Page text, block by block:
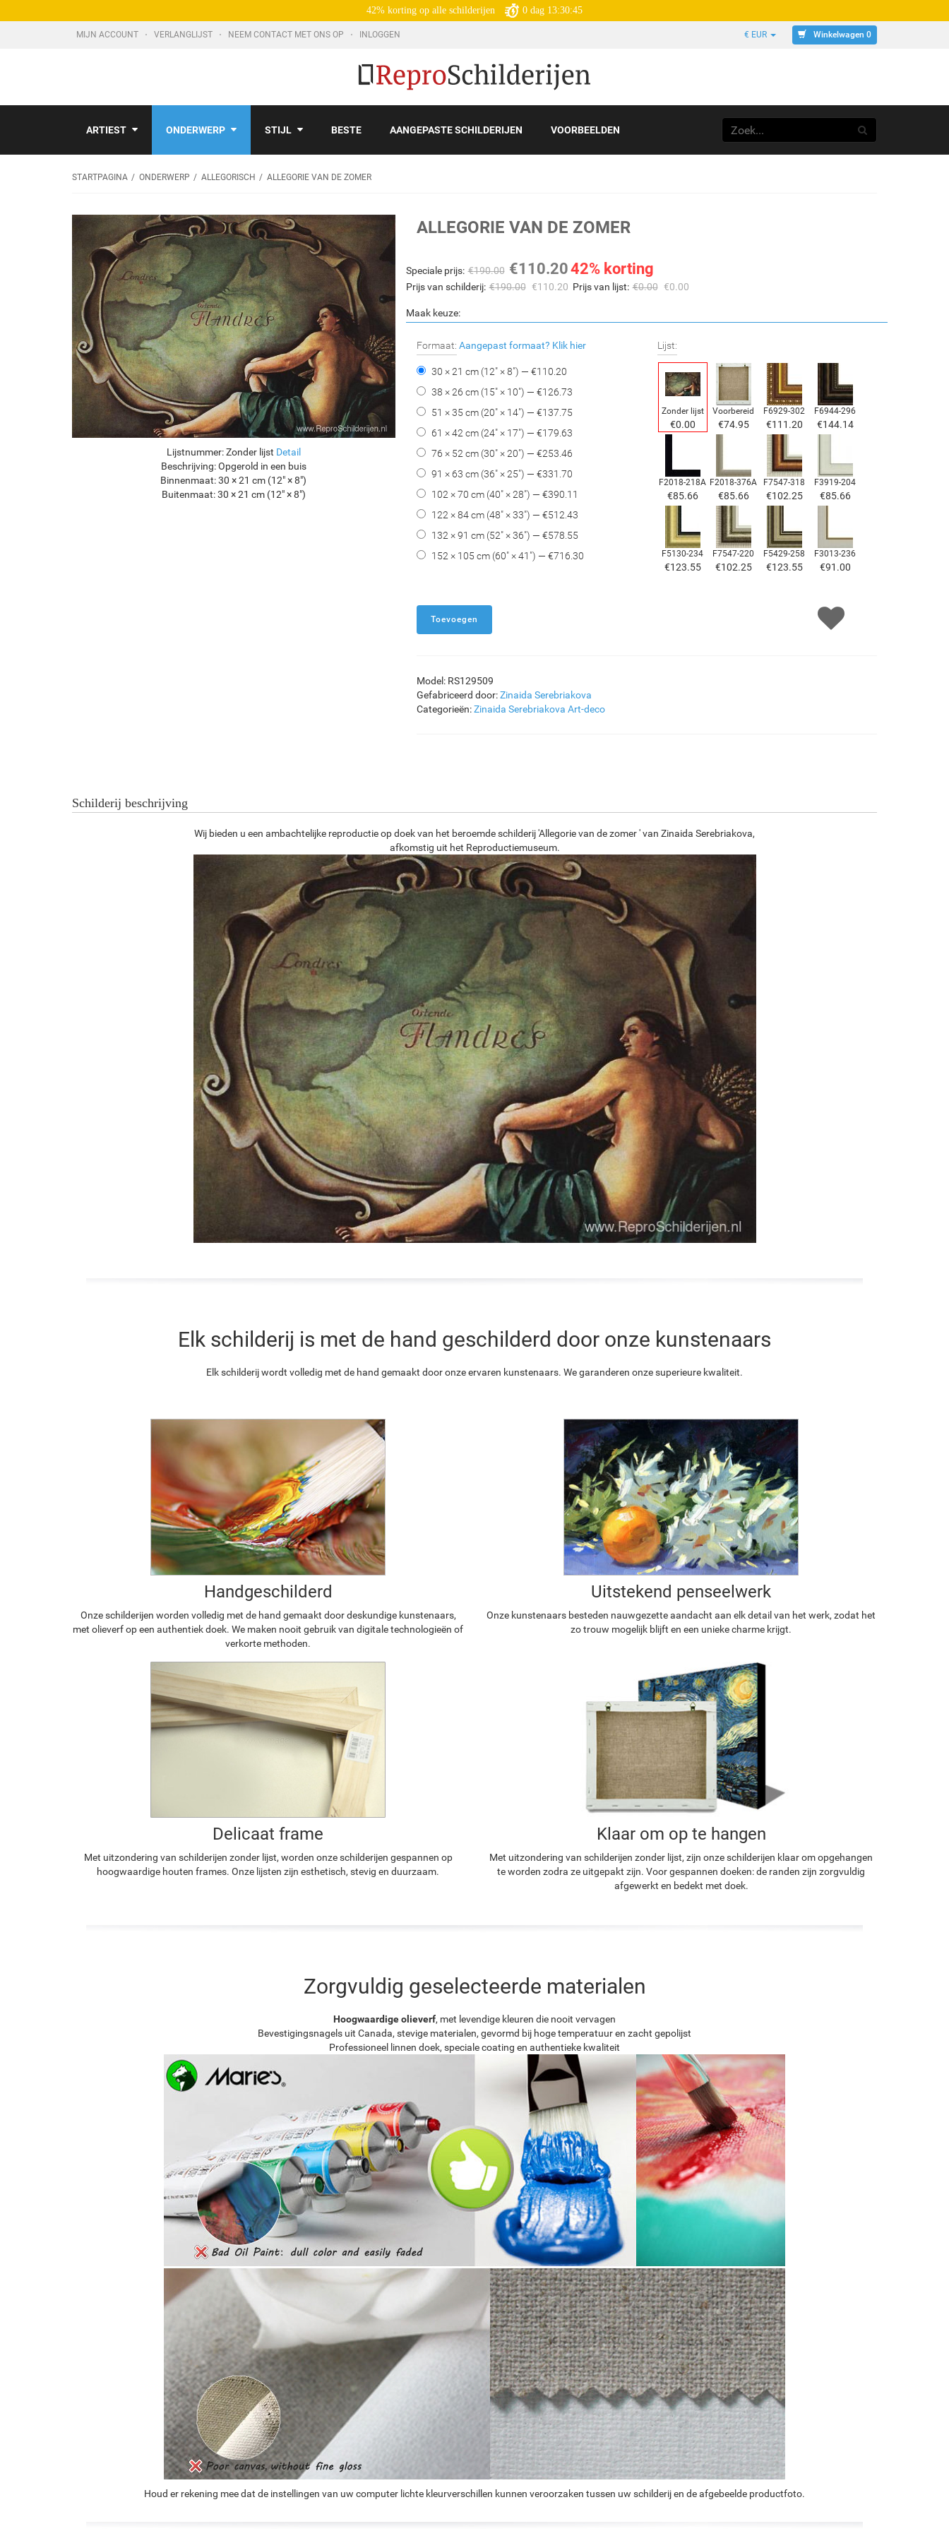
42% korting op alle schilderijen 0 dag 13:30:43
MIJN ACCOUNT VERLANGLIJST NEEM CONTACT MET ONS OP INLOGGEN € EUR Winkelwagen 0
ARTIEST ONDERWERP STIJL BESTE AANGEPASTE SCHILDERIJEN VOORBEELDEN
STARTPAGINA ONDERWERP ALLEGORISCH ALLEGORIE VAN DE ZOMER
Lijstnummer: Zonder lijst Detail
Beschrijving: Opgerold in een buis
Binnenmaat: 30 × 21 cm (12" × 8")
Buitenmaat: 30 × 21 cm (12" × 8")
ALLEGORIE VAN DE ZOMER
Speciale prijs: €190.00 €110.2042% korting
Prijs van schilderij: €190.00 €110.20 Prijs van lijst: €0.00 €0.00
Maak keuze:
Formaat: Aangepast formaat? Klik hier
30 × 21 cm (12" × 8") — €110.20
38 × 26 cm (15" × 10") — €126.73
51 × 35 cm (20" × 14") — €137.75
61 × 42 cm (24" × 17") — €179.63
76 × 52 cm (30" × 20") — €253.46
91 × 63 cm (36" × 25") — €331.70
102 × 70 cm (40" × 28") — €390.11
122 × 84 cm (48" × 33") — €512.43
132 × 91 cm (52" × 36") — €578.55
152 × 105 cm (60" × 41") — €716.30
Lijst:
Zonder lijst
€0.00
Voorbereid
€74.95
F6929-302
€111.20
F6944-296
€144.14
F2018-218A
€85.66
F2018-376A
€85.66
F7547-318
€102.25
F3919-204
€85.66
F5130-234
€123.55
F7547-220
€102.25
F5429-258
€123.55
F3013-236
€91.00
F7034-298
F2833-204
€102.14
Model: RS129509
Gefabriceerd door:Zinaida Serebriakova
Categorieën:Zinaida Serebriakova Art-deco
Schilderij beschrijving
Wij bieden u een ambachtelijke reproductie op doek van het beroemde schilderij 'Allegorie van de zomer ' van Zinaida Serebriakova,
afkomstig uit het Reproductiemuseum.
Elk schilderij is met de hand geschilderd door onze kunstenaars
Elk schilderij wordt volledig met de hand gemaakt door onze ervaren kunstenaars. We garanderen onze superieure kwaliteit.
Handgeschilderd
Onze schilderijen worden volledig met de hand gemaakt door deskundige kunstenaars,
met olieverf op een authentiek doek. We maken nooit gebruik van digitale technologieën of
verkorte methoden.
Uitstekend penseelwerk
Onze kunstenaars besteden nauwgezette aandacht aan elk detail van het werk, zodat het
zo trouw mogelijk blijft en een unieke charme krijgt.
Delicaat frame
Met uitzondering van schilderijen zonder lijst, worden onze schilderijen gespannen op
hoogwaardige houten frames. Onze lijsten zijn esthetisch, stevig en duurzaam.
Klaar om op te hangen
Met uitzondering van schilderijen zonder lijst, zijn onze schilderijen klaar om opgehangen
te worden zodra ze uitgepakt zijn. Voor gespannen doeken: de randen zijn zorgvuldig
afgewerkt en bedekt met doek.
Zorgvuldig geselecteerde materialen
Hoogwaardige olieverf, met levendige kleuren die nooit vervagen
Bevestigingsnagels uit Canada, stevige materialen, gevormd bij hoge temperatuur en zacht gepolijst
Professioneel linnen doek, speciale coating en authentieke kwaliteit
Houd er rekening mee dat de instellingen van uw computer lichte kleurverschillen kunnen veroorzaken tussen uw schilderij en de afgebeelde productfoto.